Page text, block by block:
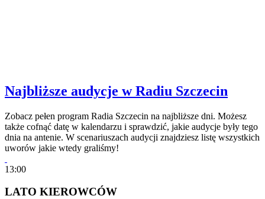
Najbliższe audycje w Radiu Szczecin
Zobacz pełen program Radia Szczecin na najbliższe dni. Możesz
także cofnąć datę w kalendarzu i sprawdzić, jakie audycje były tego
dnia na antenie. W scenariuszach audycji znajdziesz listę wszystkich
uworów jakie wtedy graliśmy!
13:00
LATO KIEROWCÓW